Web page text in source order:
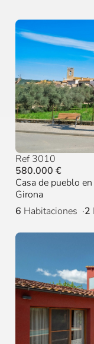
Ref 3010
580.000 €
Casa de pueblo
Girona
6 Habitaciones 2